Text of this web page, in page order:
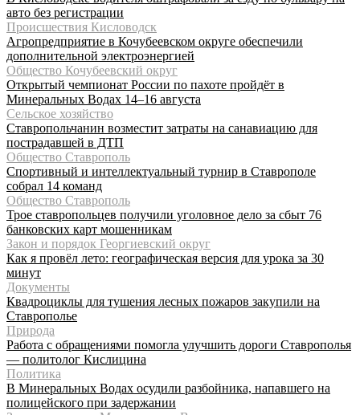
авто без регистрации
Происшествия Кисловодск
Агропредприятие в Кочубеевском округе обеспечили
дополнительной электроэнергией
Общество Кочубеевский округ
Открытый чемпионат России по пахоте пройдёт в
Минеральных Водах 14–16 августа
Сельское хозяйство
Ставропольчанин возместит затраты на санавиацию для
пострадавшей в ДТП
Общество Ставрополь
Спортивный и интеллектуальный турнир в Ставрополе
собрал 14 команд
Общество Ставрополь
Трое ставропольцев получили уголовное дело за сбыт 76
банковских карт мошенникам
Закон и порядок Георгиевский округ
Как я провёл лето: географическая версия для урока за 30
минут
Документы
Квадроциклы для тушения лесных пожаров закупили на
Ставрополье
Природа
Работа с обращениями помогла улучшить дороги Ставрополья
— политолог Кислицина
Политика
В Минеральных Водах осудили разбойника, напавшего на
полицейского при задержании